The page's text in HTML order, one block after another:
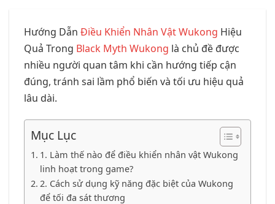
Hướng Dẫn Điều Khiển Nhân Vật Wukong Hiệu
Quả Trong Black Myth Wukong là chủ đề được
nhiều người quan tâm khi cần hướng tiếp cận
đúng, tránh sai lầm phổ biến và tối ưu hiệu quả
lâu dài.
Mục Lục
1. Làm thế nào để điều khiển nhân vật Wukong
linh hoạt trong game?
2. Cách sử dụng kỹ năng đặc biệt của Wukong
để tối đa sát thương